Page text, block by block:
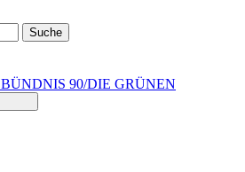
BÜNDNIS 90/DIE GRÜNEN